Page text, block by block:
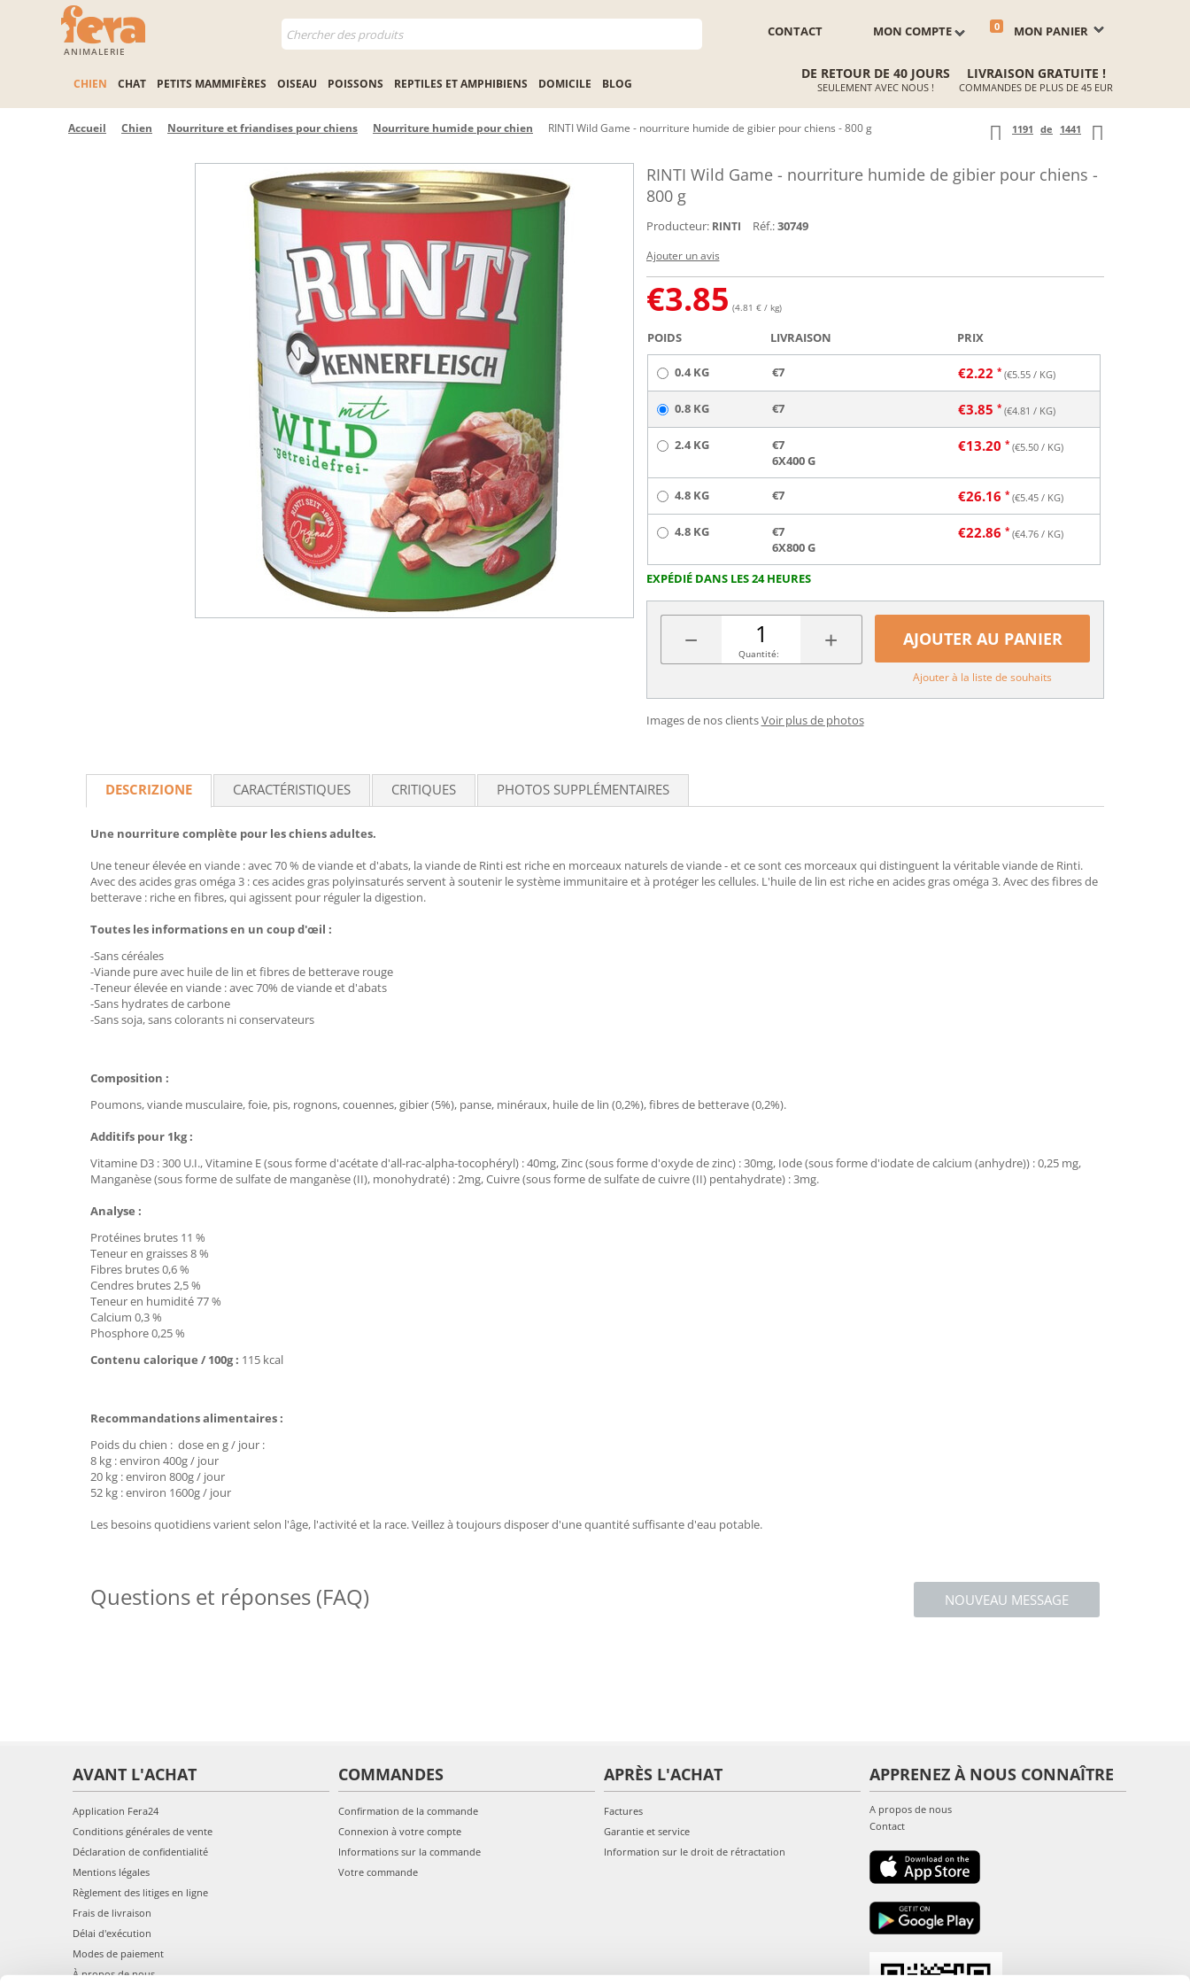
ANIMALERIE
MON PANIER
0
MON COMPTE
CONTACT
CHIEN CHAT PETITS MAMMIFÈRES OISEAU POISSONS REPTILES ET AMPHIBIENS DOMICILE BLOG
DE RETOUR DE 40 JOURS
SEULEMENT AVEC NOUS !
LIVRAISON GRATUITE !
COMMANDES DE PLUS DE 45 EUR
Accueil Chien Nourriture et friandises pour chiens Nourriture humide pour chien RINTI Wild Game - nourriture humide de gibier pour chiens - 800 g 1191 de 1441
RINTI Wild Game - nourriture humide de gibier pour chiens -
800 g
Producteur: RINTI Réf.:30749
Ajouter un avis
€3.85 (4.81 € / kg)
POIDS LIVRAISON PRIX
0.4 KG €7 €2.22 (€5.55/ KG)
0.8 KG €7 €3.85 (€4.81 / KG)
2.4 KG
€7
6X400 G
€13.20 (€5.50/ KG)
4.8 KG €7 €26.16 (€5.45/ KG)
4.8 KG
€7
6X800 G
€22.86 (€4.76/ KG)
EXPÉDIÉ DANS LES 24 HEURES
− +
Quantité:
AJOUTER AU PANIER
Ajouter à la liste de souhaits
Images de nos clientsVoir plus de photos
DESCRIZIONE CARACTÉRISTIQUES CRITIQUES PHOTOS SUPPLÉMENTAIRES
Une nourriture complète pour les chiens adultes.
Une teneur élevée en viande : avec 70 % de viande et d'abats, la viande de Rinti est riche en morceaux naturels de viande - et ce sont ces morceaux qui distinguent la véritable viande de Rinti.
Avec des acides gras oméga 3 : ces acides gras polyinsaturés servent à soutenir le système immunitaire et à protéger les cellules. L'huile de lin est riche en acides gras oméga 3. Avec des fibres de
betterave : riche en fibres, qui agissent pour réguler la digestion.
Toutes les informations en un coup d'œil :
-Sans céréales
-Viande pure avec huile de lin et fibres de betterave rouge
-Teneur élevée en viande : avec 70% de viande et d'abats
-Sans hydrates de carbone
-Sans soja, sans colorants ni conservateurs
Composition :
Poumons, viande musculaire, foie, pis, rognons, couennes, gibier (5%), panse, minéraux, huile de lin (0,2%), fibres de betterave (0,2%).
Additifs pour 1kg :
Vitamine D3 : 300 U.I., Vitamine E (sous forme d'acétate d'all-rac-alpha-tocophéryl) : 40mg, Zinc (sous forme d'oxyde de zinc) : 30mg, Iode (sous forme d'iodate de calcium (anhydre)) : 0,25 mg,
Manganèse (sous forme de sulfate de manganèse (II), monohydraté) : 2mg, Cuivre (sous forme de sulfate de cuivre (II) pentahydrate) : 3mg.
Analyse :
Protéines brutes 11 %
Teneur en graisses 8 %
Fibres brutes 0,6 %
Cendres brutes 2,5 %
Teneur en humidité 77 %
Calcium 0,3 %
Phosphore 0,25 %
Contenu calorique / 100g : 115 kcal
Recommandations alimentaires :
Poids du chien : dose en g / jour :
8 kg : environ 400g / jour
20 kg : environ 800g / jour
52 kg : environ 1600g / jour
Les besoins quotidiens varient selon l'âge, l'activité et la race. Veillez à toujours disposer d'une quantité suffisante d'eau potable.
NOUVEAU MESSAGE
Questions et réponses (FAQ)
AVANT L'ACHAT
Application Fera24
Conditions générales de vente
Déclaration de confidentialité
Mentions légales
Règlement des litiges en ligne
Frais de livraison
Délai d'exécution
Modes de paiement
À propos de nous
COMMANDES
Confirmation de la commande
Connexion à votre compte
Informations sur la commande
Votre commande
APRÈS L'ACHAT
Factures
Garantie et service
Information sur le droit de rétractation
APPRENEZ À NOUS CONNAÎTRE
A propos de nous
Contact